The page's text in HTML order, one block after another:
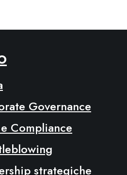
Governance
Compliance
strategiche